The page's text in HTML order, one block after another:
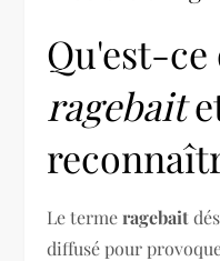
Qu'est-ce
ragebait
Le termeragebait
diffusé pour